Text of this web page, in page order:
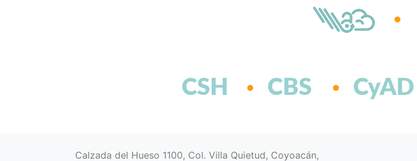
CSH CBS CyAD
Calzada del Hueso 1100, Col. Villa Quietud, Coyoacán,